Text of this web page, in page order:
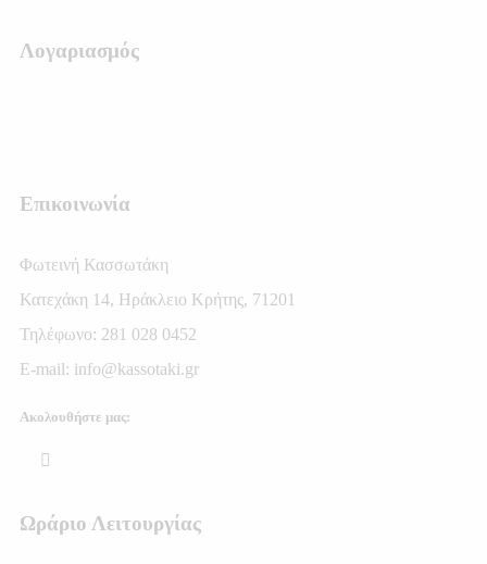
Λογαριασμός
Επικοινωνία
Φωτεινή Κασσωτάκη
Κατεχάκη 14, Ηράκλειο Κρήτης, 71201
Τηλέφωνο: 281 028 0452
E-mail: info@kassotaki.gr
Ακολουθήστε μας:
Ωράριο Λειτουργίας